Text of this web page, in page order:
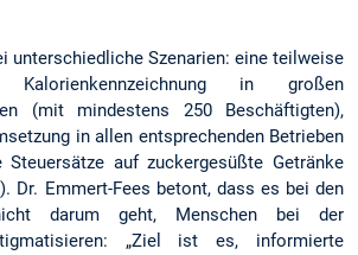
unterschiedliche Szenarien: eine teilweise
in großen
(mit mindestens 250 Beschäftigten),
in allen entsprechenden Betrieben
Steuersätze auf zuckergesüßte Getränke
Dr. Emmert-Fees betont, dass es bei den
nicht darum geht, Menschen bei der
„Ziel ist es, informierte